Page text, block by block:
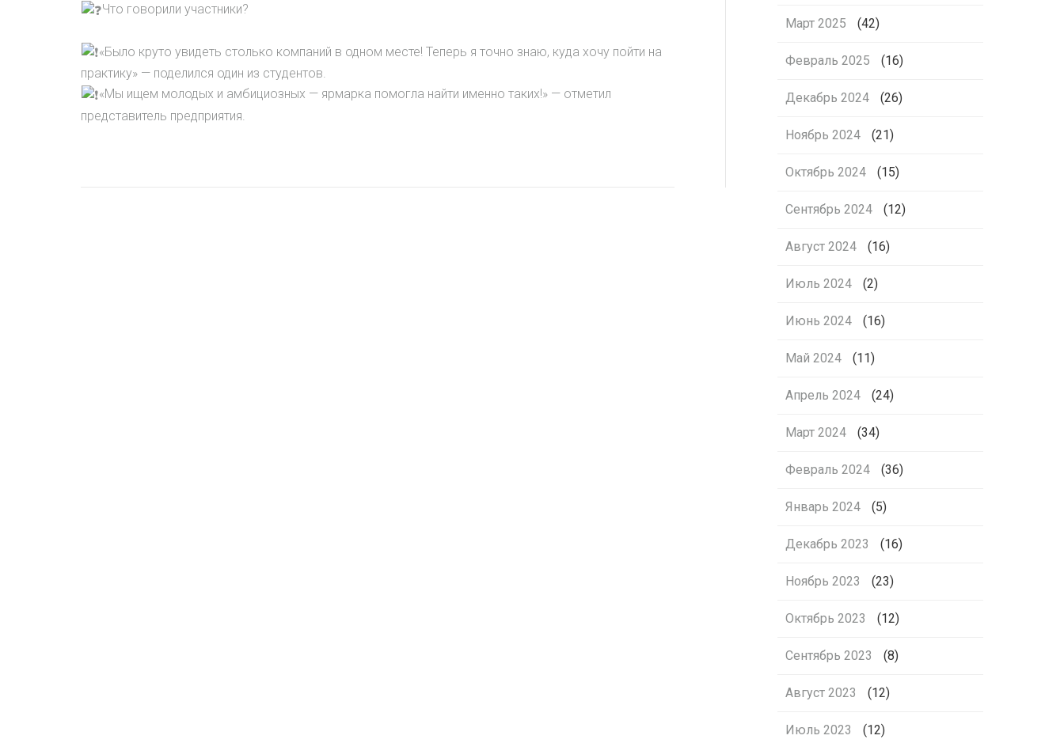
Что говорили участники?
«Было круто увидеть столько компаний в одном месте! Теперь я точно знаю, куда хочу пойти на
практику» — поделился один из студентов.
«Мы ищем молодых и амбициозных — ярмарка помогла найти именно таких!» — отметил
представитель предприятия.
Март 2025 (42)
Февраль 2025 (16)
Декабрь 2024 (26)
Ноябрь 2024 (21)
Октябрь 2024 (15)
Сентябрь 2024 (12)
Август 2024 (16)
Июль 2024 (2)
Июнь 2024 (16)
Май 2024 (11)
Апрель 2024 (24)
Март 2024 (34)
Февраль 2024 (36)
Январь 2024 (5)
Декабрь 2023 (16)
Ноябрь 2023 (23)
Октябрь 2023 (12)
Сентябрь 2023 (8)
Август 2023 (12)
Июль 2023 (12)